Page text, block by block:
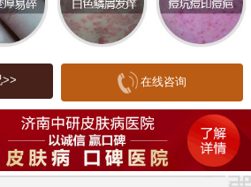
，中研皮肤病医院提供多种有
激光治疗、冷冻治疗等，均取
院医生会根据患者的病情和身
合的治疗方式。同时，医院注
，为患者提供人性化的服务，
同时，能够感受到关心与支
>> 在线咨询